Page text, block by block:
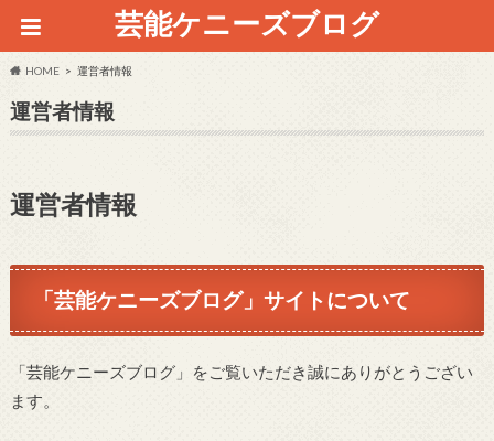
芸能ケニーズブログ
HOME 運営者情報
運営者情報
運営者情報
「芸能ケニーズブログ」サイトについて
「芸能ケニーズブログ」をご覧いただき誠にありがとうござい
ます。